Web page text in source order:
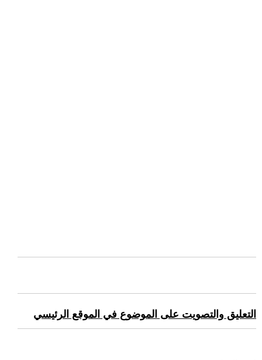
التعليق والتصويت على الموضوع في الموقع الرئيسي